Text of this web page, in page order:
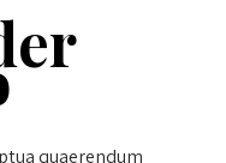
quaerendum